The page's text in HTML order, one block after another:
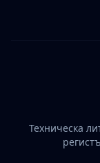
Техническа